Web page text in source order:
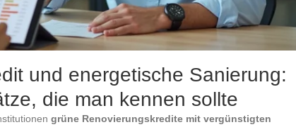
und energetische Sanierung:
die man kennen sollte
grüne Renovierungskredite mit vergünstigten